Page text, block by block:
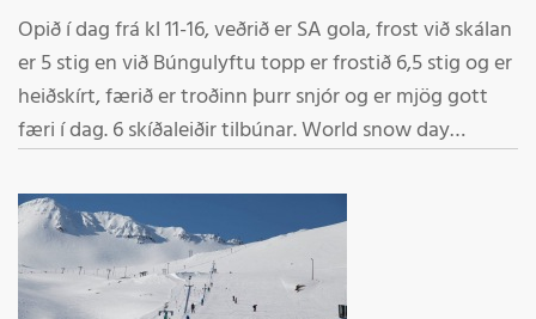
Opið í dag frá kl 11-16, veðrið er SA gola, frost við skálan
er 5 stig en við Búngulyftu topp er frostið 6,5 stig og er
heiðskírt, færið er troðinn þurr snjór og er mjög gott
færi í dag. 6 skíðaleiðir tilbúnar. World snow day
Velkomin í fjallið Fjallamenn